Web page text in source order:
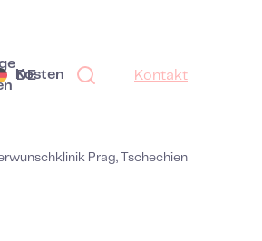
Kosten
DE Kontakt
Prag, Tschechien